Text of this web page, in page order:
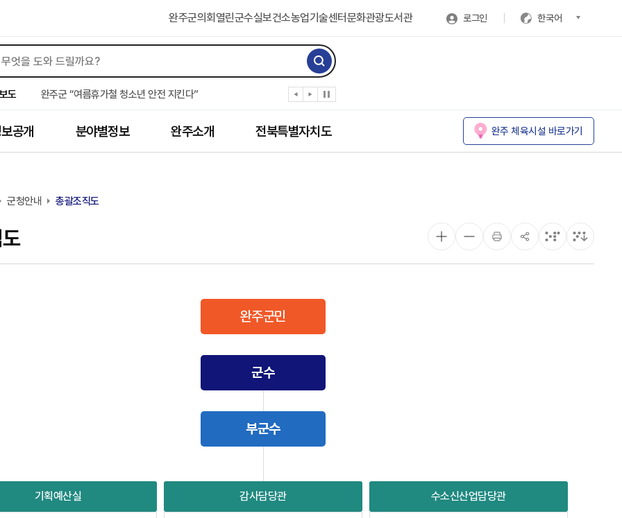
완주군의회 열린군수실보건소농업기술센터문화관광도서관 로그인 한국어
도
완주군, ‘수의계약 총량제’ 개편 운영
완주군 청소년, 초록우산 지원으로 치과 치료
완주군, 읍·면별 의료 환경 다각도 진단한다
완주군, 모바일 헬스케어 “내 건강 변화 직접 확인”
완주군 “여름휴가철 청소년 안전 지킨다”
완주 청소년, 삼성 임직원 만나 미래 진로 그린다
전북은행, 완주군에 ‘시원키트’ 60세트 기탁
㈜새눈, 완주군에 성금 1,000만 원 기탁
완주 봉동읍, 희망나눔가게·행복빨래방 만족도 조사
공개 분야별정보 완주소개 전북특별자치도 완주 체육시설 바로가기
군청안내 총괄조직도
완주군민
군수
부군수
기획예산실 감사담당관 수소신산업담당관